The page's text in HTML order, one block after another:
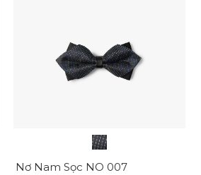
Nơ Nam Sọc NO 007